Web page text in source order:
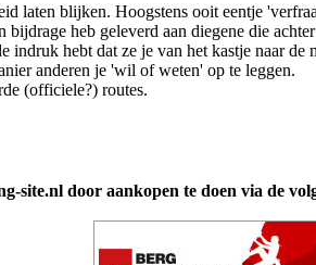
laten blijken. Hoogstens ooit eentje
heb geleverd aan diegene die
indruk hebt dat ze je van het kastje naar de
anderen je 'wil of weten' op te leggen.
(officiele?) routes.
site.nl door aankopen te doen via de